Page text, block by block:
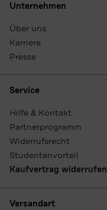
Unternehmen
Über uns
Karriere
Presse
Service
Hilfe & Kontakt
Partnerprogramm
Widerrufsrecht
Studentenvorteil
Kaufvertrag widerrufen
Versandart